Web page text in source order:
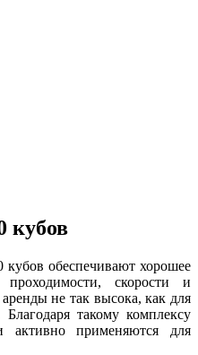
кубов
обеспечивают хорошее
проходимости, скорости и
не так высока, как для
такому комплексу
активно применяются для